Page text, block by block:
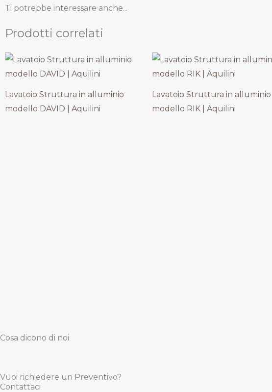
Ti potrebbe interessare anche...
Prodotti correlati
Lavatoio Struttura in alluminio
modello DAVID | Aquilini
Lavatoio Struttura in alluminio
modello RIK | Aquilini
Cosa dicono di noi
Vuoi richiedere un Preventivo?
Contattaci